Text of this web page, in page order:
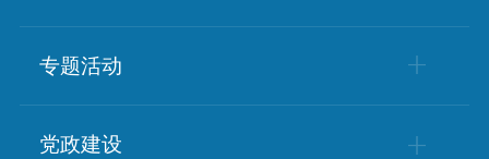
组织架构
会员风采
专题活动
科普基地
党政建设